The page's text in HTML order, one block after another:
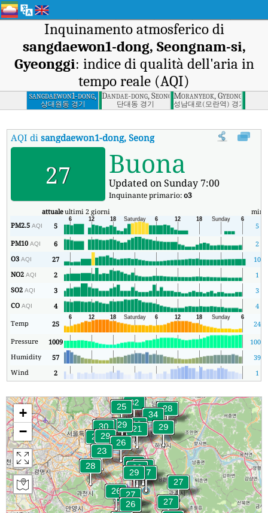
Inquinamento atmosferico di
sangdaewon1-dong, Seongnam-si,
Gyeonggi: indice di qualità dell'aria in
tempo reale (AQI)
sangdaewon1-dong,
Seongnam-si,
Gyeonggi
상대원동 경기
Dandae-dong, Seongnam-si, Gyeonggi
단대동 경기
Moranyeok, Gyeonggi
성남대로(모란역) 경기
AQI disangdaewon1-dong, Seongnam-si, Gyeonggi Indice di
27 Buona
Updated on Sunday 7:00
Inquinante primario:o3
attualeultimi 2 giorni min
PM2.5AQI 5
5
PM10AQI 6
2
O3AQI 27
10
NO2AQI 2
1
SO2AQI 3
3
COAQI 4
4
Temp
25
24
Pressure
1009 1003
Humidity
57
39
Wind
2 1
+
−